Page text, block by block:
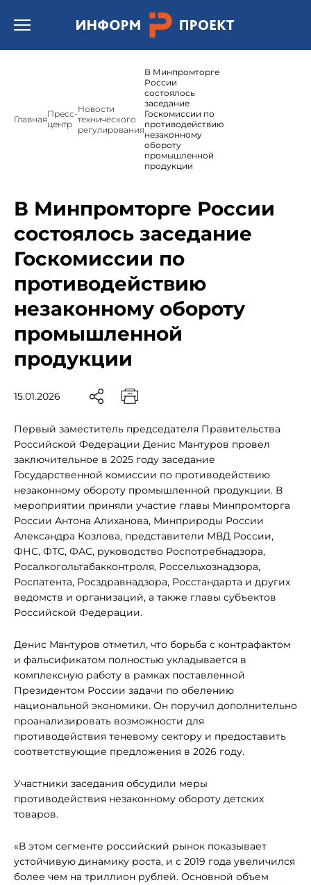
Открыть бургер меню.
ГлавнаяПресс-
центр
Новости
технического
регулирования
В Минпромторге
России
состоялось
заседание
Госкомиссии по
противодействию
незаконному
обороту
промышленной
продукции
В Минпромторге России
состоялось заседание
Госкомиссии по
противодействию
незаконному обороту
промышленной
продукции
15.01.2026
Первый заместитель председателя Правительства
Российской Федерации Денис Мантуров провел
заключительное в 2025 году заседание
Государственной комиссии по противодействию
незаконному обороту промышленной продукции. В
мероприятии приняли участие главы Минпромторга
России Антона Алиханова, Минприроды России
Александра Козлова, представители МВД России,
ФНС, ФТС, ФАС, руководство Роспотребнадзора,
Росалкогольтабакконтроля, Россельхознадзора,
Роспатента, Росздравнадзора, Росстандарта и других
ведомств и организаций, а также главы субъектов
Российской Федерации.
Денис Мантуров отметил, что борьба с контрафактом
и фальсификатом полностью укладывается в
комплексную работу в рамках поставленной
Президентом России задачи по обелению
национальной экономики. Он поручил дополнительно
проанализировать возможности для
противодействия теневому сектору и предоставить
соответствующие предложения в 2026 году.
Участники заседания обсудили меры
противодействия незаконному обороту детских
товаров.
«В этом сегменте российский рынок показывает
устойчивую динамику роста, и с 2019 года увеличился
более чем на триллион рублей. Основной объем